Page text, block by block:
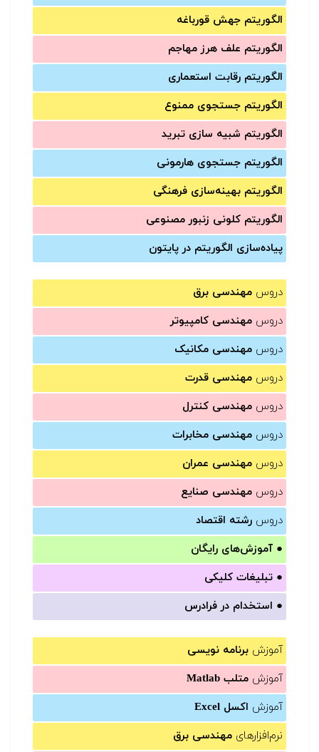
الگوریتم جهش قورباغه
الگوریتم علف هرز مهاجم
الگوریتم رقابت استعماری
الگوریتم جستجوی ممنوع
الگوریتم شبیه سازی تبرید
الگوریتم جستجوی هارمونی
الگوریتم بهینه‌سازی فرهنگی
الگوریتم کلونی زنبور مصنوعی
پیاده‌سازی الگوریتم در پایتون
دروس مهندسی برق
دروس مهندسی کامپیوتر
دروس مهندسی مکانیک
دروس مهندسی قدرت
دروس مهندسی کنترل
دروس مهندسی مخابرات
دروس مهندسی عمران
دروس مهندسی صنایع
دروس رشته اقتصاد
● آموزش‌های رایگان
● تبلیغات کلیکی
● استخدام در فرادرس
آموزش برنامه نویسی
آموزش متلب Matlab
آموزش اکسل Excel
نرم‌افزارهای مهندسی برق